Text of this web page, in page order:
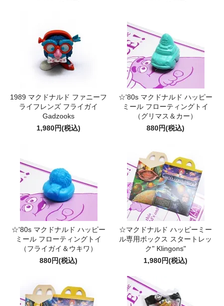
1989 マクドナルド ファニーフ
ライフレンズ フライガイ
Gadzooks
1,980円(税込)
☆'80s マクドナルド ハッピー
ミール フローティングトイ
（グリマス＆カー）
880円(税込)
☆'80s マクドナルド ハッピー
ミール フローティングトイ
（フライガイ＆ウキワ）
880円(税込)
☆マクドナルド ハッピーミー
ル専用ボックス スタートレッ
ク" Klingons"
1,980円(税込)